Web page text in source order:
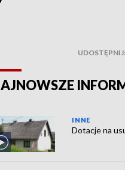
UDOSTĘPNIJ:
INNE
Dotacje na